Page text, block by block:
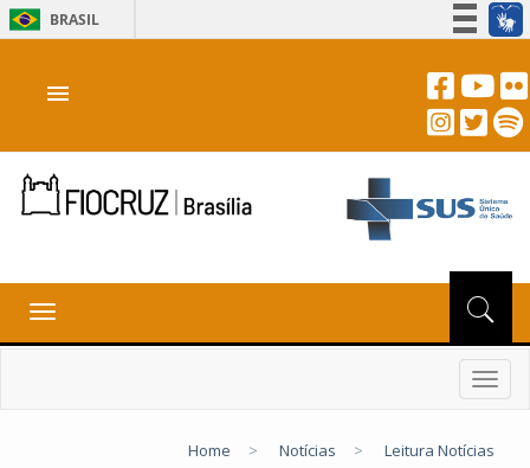
BRASIL
Acesso à informação
Canais
menu
Toggle
navigation
Home > Notícias > Leitura Notícias